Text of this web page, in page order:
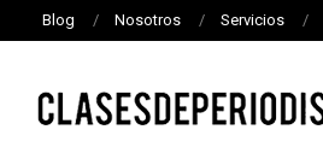
Blog Nosotros Servicios